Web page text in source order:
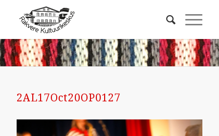
2AL17Oct20OP0127